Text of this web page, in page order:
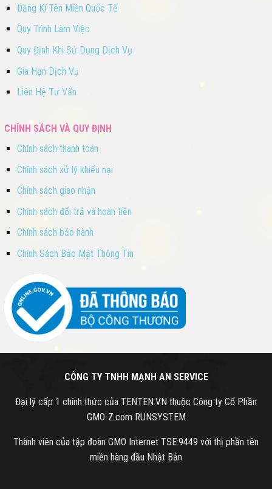
Đăng Kí Tên Miền Quốc Tế
Quy Trình Làm Việc
Quy Định Khi Sử Dụng Dịch Vụ
Gia Hạn Dịch Vụ
Liên Hệ Tư Vấn
CHÍNH SÁCH VÀ QUY ĐỊNH
Chính sách thanh toán
Chính sách xử lý khiếu nại
Chính sách giao nhận
Chính sách đổi trả và hoàn tiền
Chính sách bảo hành
Chính Sách Bảo Mật Thông Tin
CÔNG TY TNHH MẠNH AN SERVICE
Đại lý cấp 1 chính thức của TENTEN.VN thuộc Công ty Cổ Phần
GMO-Z.com RUNSYSTEM
Thành viên của tập đoàn GMO Internet TSE:9449 với thị phần tên
miền hàng đầu Nhật Bản